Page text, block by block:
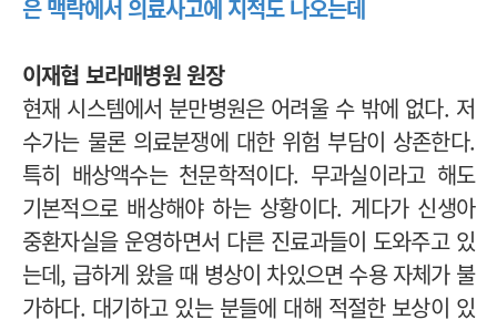
은 맥락에서 의료사고에 지적도 나오는데
이재협 보라매병원 원장
현재 시스템에서 분만병원은 어려울 수 밖에 없다. 저
수가는 물론 의료분쟁에 대한 위험 부담이 상존한다.
특히 배상액수는 천문학적이다. 무과실이라고 해도
기본적으로 배상해야 하는 상황이다. 게다가 신생아
중환자실을 운영하면서 다른 진료과들이 도와주고 있
는데, 급하게 왔을 때 병상이 차있으면 수용 자체가 불
가하다. 대기하고 있는 분들에 대해 적절한 보상이 있